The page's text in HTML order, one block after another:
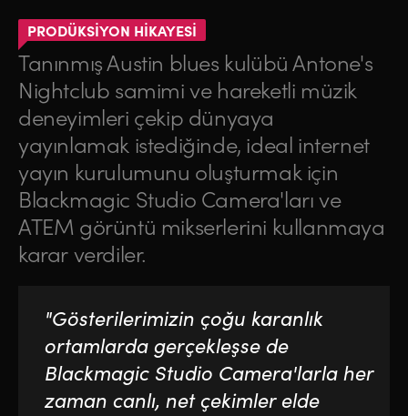
PRODÜKSİYON HİKAYESİ
Tanınmış Austin blues kulübü Antone's
Nightclub samimi ve hareketli müzik
deneyimleri çekip dünyaya
yayınlamak istediğinde, ideal internet
yayın kurulumunu oluşturmak için
Blackmagic Studio Camera'ları ve
ATEM görüntü mikserlerini kullanmaya
karar verdiler.
"Gösterilerimizin çoğu karanlık
ortamlarda gerçekleşse de
Blackmagic Studio Camera'larla her
zaman canlı, net çekimler elde